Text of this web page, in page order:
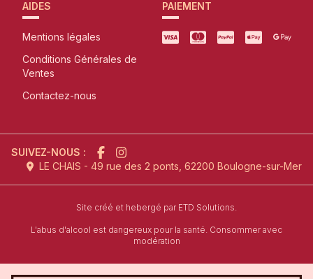
AIDES
Mentions légales
Conditions Générales de
Ventes
Contactez-nous
PAIEMENT
SUIVEZ-NOUS :
LE CHAIS - 49 rue des 2 ponts, 62200 Boulogne-sur-Mer
Site créé et hebergé parl'agence de création de site
ETD Solutions.
L'abus d'alcool est dangereux pour la santé. Consommer avec
modération